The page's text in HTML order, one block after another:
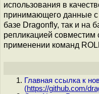
использования в
принимающего данные с
базе Dragonfly, так и на
репликацией совместим
применении команд
Главная ссылка к
(https://github.com/